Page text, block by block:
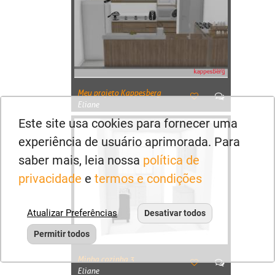
Meu projeto Kappesberg
Eliane
Minha cozinha 3
Eliane
Este site usa cookies para fornecer uma
experiência de usuário aprimorada. Para
saber mais, leia nossa política de
privacidade e termos e condições
Atualizar Preferências Desativar todos
Permitir todos